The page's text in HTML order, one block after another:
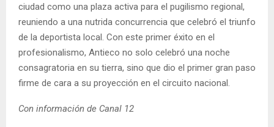
ciudad como una plaza activa para el pugilismo regional,
reuniendo a una nutrida concurrencia que celebró el triunfo
de la deportista local. Con este primer éxito en el
profesionalismo, Antieco no solo celebró una noche
consagratoria en su tierra, sino que dio el primer gran paso
firme de cara a su proyección en el circuito nacional.
Con información de Canal 12